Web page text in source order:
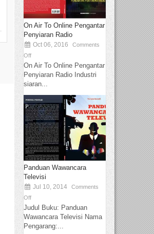
On Air To Online Pengantar
Penyiaran Radio
Oct 06, 2016
Comments
Off
On Air To Online Pengantar
Penyiaran Radio Industri
siaran...
Panduan Wawancara
Televisi
Jul 10, 2014
Comments
Off
Judul Buku: Panduan
Wawancara Televisi Nama
Pengarang:...